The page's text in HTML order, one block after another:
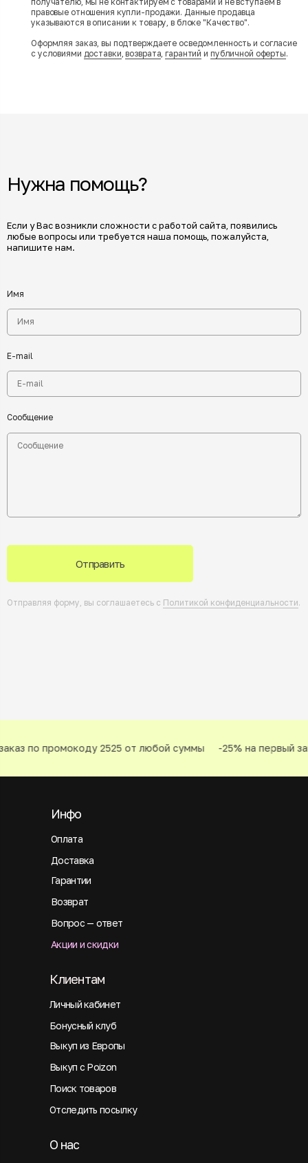
правовые отношения купли-продажи. Данные продавца
указываются в описании к товару, в блоке "Качество".
Оформляя заказ, вы подтверждаете осведомленность и согласие
с условиями доставки,возврата,гарантий и публичной оферты.
Нужна помощь?
Если у Вас возникли сложности с работой сайта, появились
любые вопросы или требуется наша помощь, пожалуйста,
напишите нам.
Имя
E-mail
Сообщение
Отправить
Отправляя форму, вы соглашаетесь с Политикой конфиденциальности.
по промокоду 2525 от любой суммы -25% на первый
Оплата
Инфо
Доставка
Гарантии
Возврат
Вопрос — ответ
Акции и скидки
Личный кабинет
Клиентам
Бонусный клуб
Выкуп из Европы
Выкуп с Poizon
Поиск товаров
Отследить посылку
О нас